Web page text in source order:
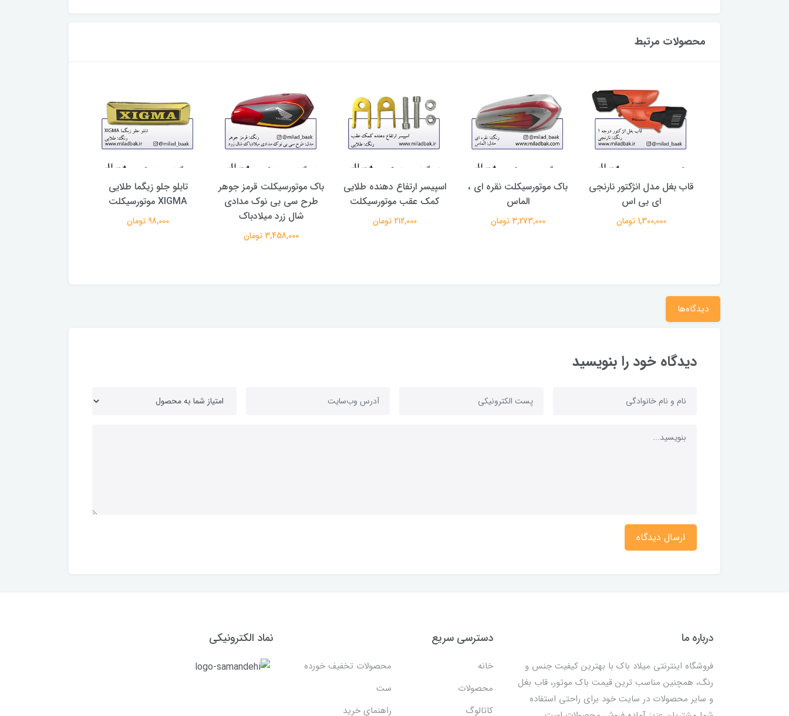
محصولات مرتبط
قاب بغل مدل انژکتور نارنجی
ای بی اس
1,300,000 تومان
باک موتورسیکلت نقره ای ،
الماس
3,273,000 تومان
اسپیسر ارتفاع دهنده طلایی
کمک عقب موتورسیکلت
212,000 تومان
باک موتورسیکلت قرمز جوهر
طرح سی بی نوک مدادی
شال زرد میلادباک
3,458,000 تومان
تابلو جلو زیگما طلایی
XIGMA موتورسیکلت
98,000 تومان
دیدگاه‌ها
دیدگاه خود را بنویسید
ارسال دیدگاه
درباره ما
فروشگاه اینترنتی میلاد باک با بهترین کیفیت جنس و
رنگ، همچنین مناسب ترین قیمت باک موتور، قاب بغل
و سایر محصولات در سایت خود برای راحتی استفاده
دسترسی سریع
خانه
محصولات تخفیف خورده
محصولات
ست
کاتالوگ
راهنمای خرید
نماد الکترونیکی